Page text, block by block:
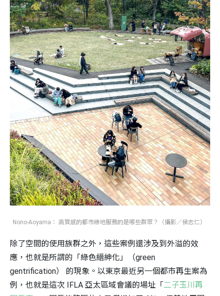
Nono-Aoyama： 高質感的都市綠地服務的是哪些群眾？（攝影／侯志仁）
除了空間的使用族群之外，這些案例還涉及到外溢的效
應，也就是所謂的「綠色縉紳化」（green
gentrification） 的現象。以東京最近另一個都市再生案為
例，也就是這次 IFLA 亞太區域會議的場址「 二子玉川再